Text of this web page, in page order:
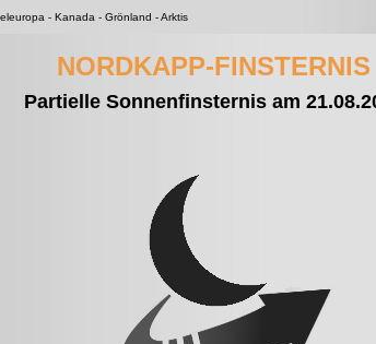
- Kanada - Grönland - Arktis
NORDKAPP-FINSTERNIS
Partielle Sonnenfinsternis am